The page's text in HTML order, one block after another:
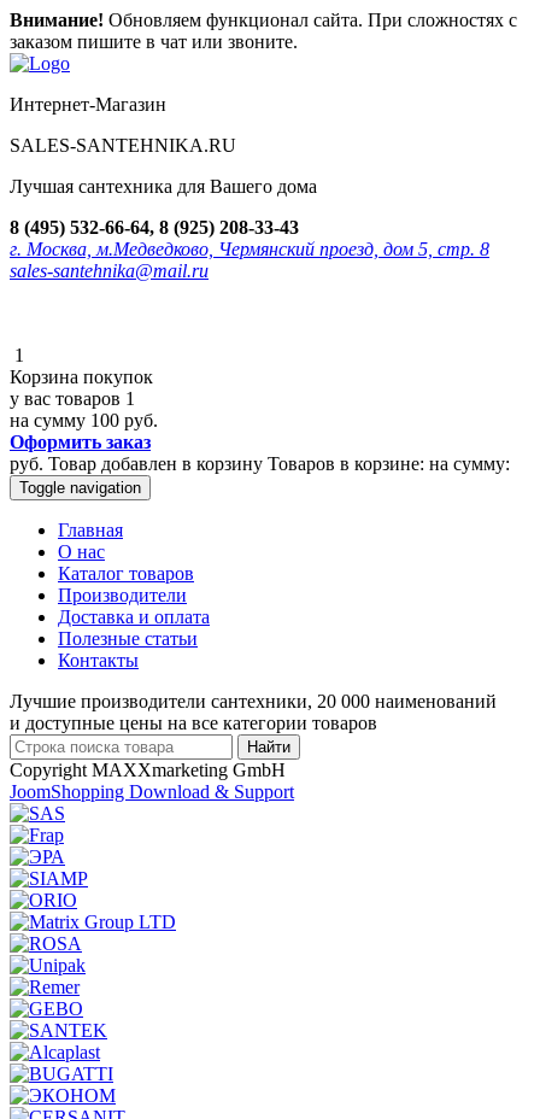
Внимание! Обновляем функционал сайта. При сложностях с
заказом пишите в чат или звоните.
Интернет-Магазин
SALES-SANTEHNIKA.RU
Лучшая сантехника для Вашего дома
8 (495) 532-66-64, 8 (925) 208-33-43
г. Москва, м.Медведково, Чермянский проезд, дом 5, стр. 8
sales-santehnika@mail.ru
1
Корзина покупок
у вас товаров 1
на сумму 100 руб.
Оформить заказ
руб. Товар добавлен в корзину Товаров в корзине: на сумму:
Toggle navigation
Главная
О нас
Каталог товаров
Производители
Доставка и оплата
Полезные статьи
Контакты
Лучшие производители сантехники, 20 000 наименований
и доступные цены на все категории товаров
Copyright MAXXmarketing GmbH
JoomShopping Download & Support